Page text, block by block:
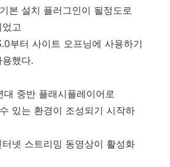
본 설치 플러그인이 될정도로
고
부터 사이트 오프닝에 사용하기
했다.
중반 플래시플레이어로
있는 환경이 조성되기 시작하
넷 스트리밍 동영상이 활성화